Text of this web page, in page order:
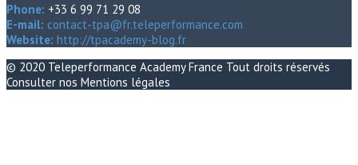
Phone: +33 6 99 71 29 08
E-mail: contact-tpa@fr.teleperformance.com
Website: http://tpacademy-blog.fr
© 2020 Teleperformance Academy France Tout droits réservés
Consulter nos Mentions légales